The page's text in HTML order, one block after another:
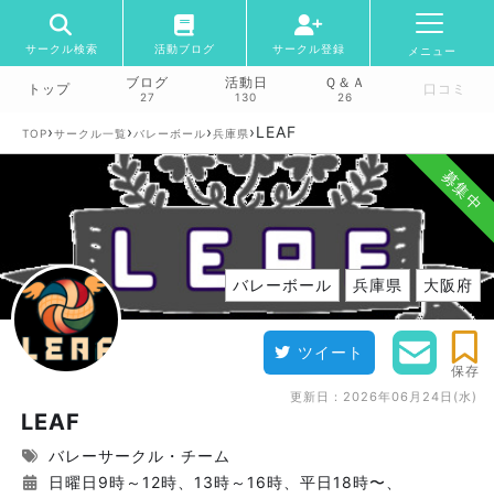
サークル検索 活動ブログ サークル登録 メニュー
トップ ブログ
27
活動日
130
Ｑ＆Ａ
26 口コミ
TOP›サークル一覧 › バレーボール›兵庫県›LEAF
募集中
バレーボール 兵庫県 大阪府
ツイート
保存
更新日： 2026年06月24日(水)
LEAF
バレーサークル・チーム
日曜日9時～12時、13時～16時、平日18時〜、